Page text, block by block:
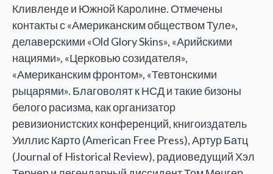
Кливленде и Южной Каролине. Отмечены
контакты с «Американским обществом Туле»,
делаверскими «Old Glory Skins», «Арийскими
нациями», «Церковью созидателя»,
«Американским фронтом», «Тевтонскими
рыцарями». Благоволят к НСД и такие бизоны
белого расизма, как организатор
ревизионистских конференций, книгоиздатель
Уиллис Карто (American Free Press), Артур Батц
(Journal of Historical Review), радиоведущий Хэл